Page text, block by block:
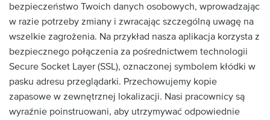
bezpieczeństwo Twoich danych osobowych, wprowadzając
w razie potrzeby zmiany i zwracając szczególną uwagę na
wszelkie zagrożenia. Na przykład nasza aplikacja korzysta z
bezpiecznego połączenia za pośrednictwem technologii
Secure Socket Layer (SSL), oznaczonej symbolem kłódki w
pasku adresu przeglądarki. Przechowujemy kopie
zapasowe w zewnętrznej lokalizacji. Nasi pracownicy są
wyraźnie poinstruowani, aby utrzymywać odpowiednie